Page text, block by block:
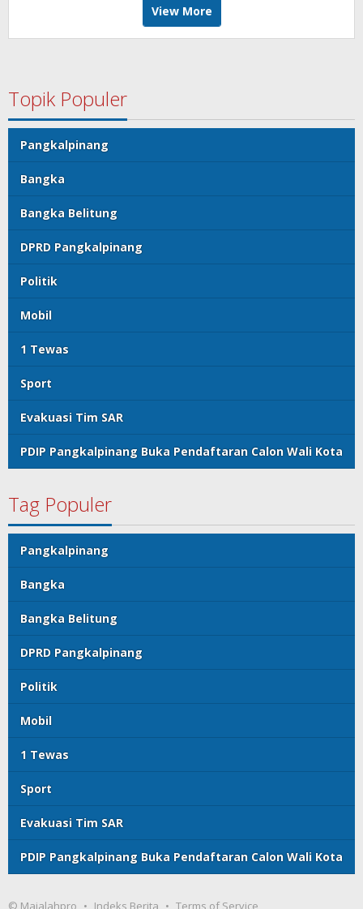
View More
Topik Populer
Pangkalpinang
Bangka
Bangka Belitung
DPRD Pangkalpinang
Politik
Mobil
1 Tewas
Sport
Evakuasi Tim SAR
PDIP Pangkalpinang Buka Pendaftaran Calon Wali Kota
Tag Populer
Pangkalpinang
Bangka
Bangka Belitung
DPRD Pangkalpinang
Politik
Mobil
1 Tewas
Sport
Evakuasi Tim SAR
PDIP Pangkalpinang Buka Pendaftaran Calon Wali Kota
© Majalahpro Indeks Berita Terms of Service